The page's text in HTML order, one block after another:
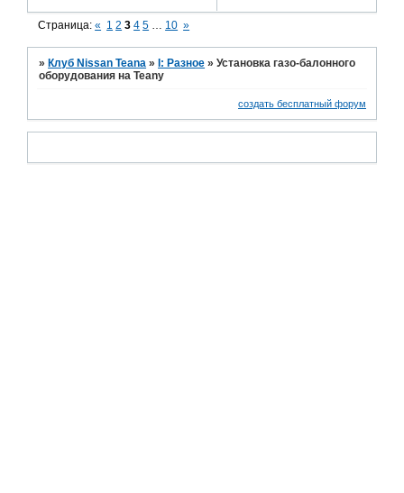
Страница:« 1 2 3 4 5 … 10 »
»Клуб Nissan Teana »I: Разное »Установка газо-балонного
оборудования на Teanу
создать бесплатный форум